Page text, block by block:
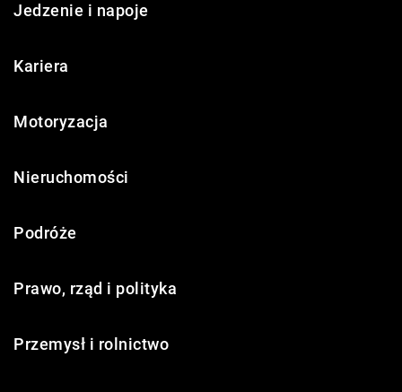
Jedzenie i napoje
Kariera
Motoryzacja
Nieruchomości
Podróże
Prawo, rząd i polityka
Przemysł i rolnictwo